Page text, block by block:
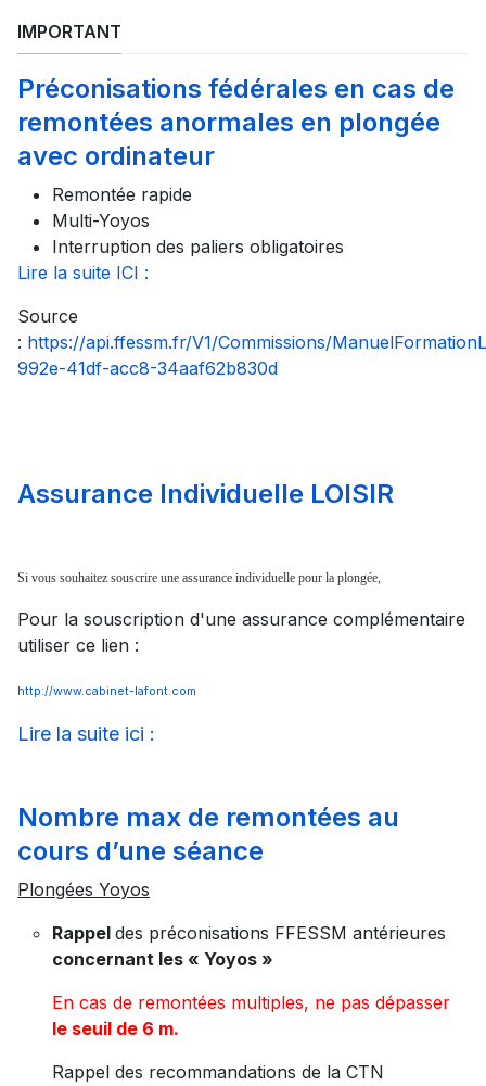
IMPORTANT
Préconisations fédérales en cas de
remontées anormales en plongée
avec ordinateur
Remontée rapide
Multi-Yoyos
Interruption des paliers obligatoires
Lire la suite ICI :
Source
: https://api.ffessm.fr/V1/Commissions/
992e-41df-acc8-34aaf62b830d
Assurance Individuelle LOISIR
Si vous souhaitez souscrire une assurance individuelle pour la plongée,
Pour la souscription d'une assurance complémentaire
utiliser ce lien :
http://www.cabinet-lafont.com
Lire la suite ici :
Nombre max de remontées au
cours d’une séance
Plongées Yoyos
Rappel des préconisations FFESSM antérieures
concernant les « Yoyos »
En cas de remontées multiples, ne pas dépasser
le seuil de 6 m.
Rappel des recommandations de la CTN